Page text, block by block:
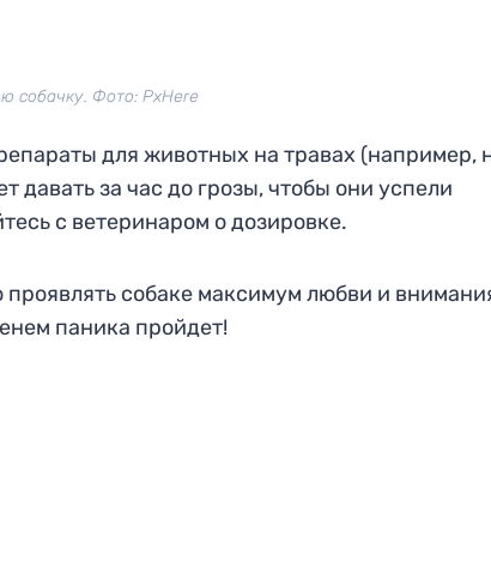
собачку. Фото: PxHere
для животных на травах (например,
давать за час до грозы, чтобы они успели
с ветеринаром о дозировке.
собаке максимум любви и
паника пройдет!